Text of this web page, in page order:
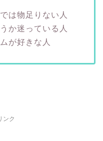
は物足りない人
か迷っている人
が好きな人
ンク